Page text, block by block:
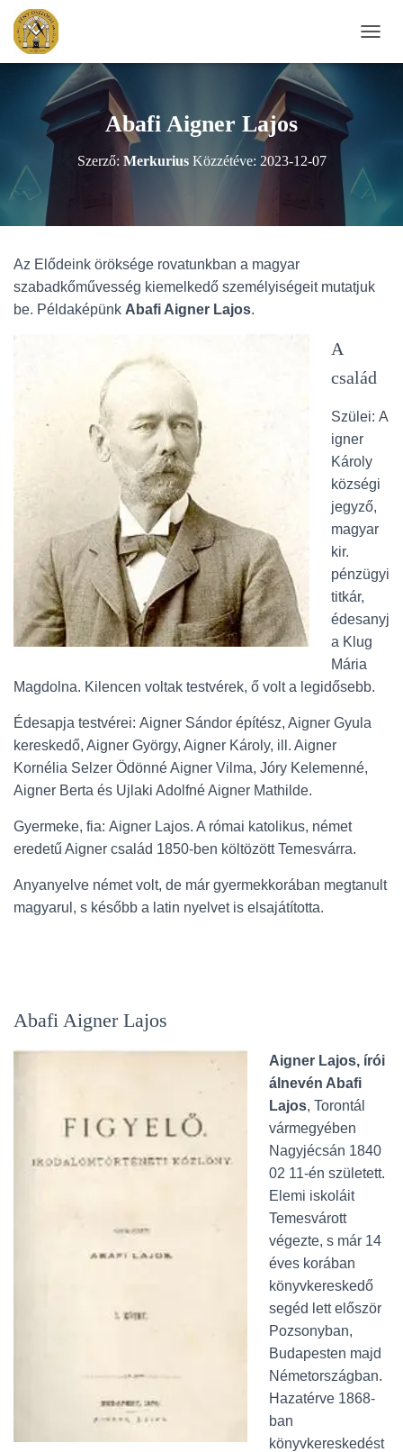
A
Ó
B
I
S
O
Á
A
Abafi Aigner Lajos
Szerző: MerkuriusKözzétéve: 2023-12-07
Az Elődeink öröksége rovatunkban a magyar
szabadkőművesség kiemelkedő személyiségeit mutatjuk
be. Példaképünk Abafi Aigner Lajos.
A
család
Szülei: A
igner
Károly
községi
jegyző,
magyar
kir.
pénzügyi
titkár,
édesanyj
a Klug
Mária
Magdolna. Kilencen voltak testvérek, ő volt a legidősebb.
Édesapja testvérei: Aigner Sándor építész, Aigner Gyula
kereskedő, Aigner György, Aigner Károly, ill. Aigner
Kornélia Selzer Ödönné Aigner Vilma, Jóry Kelemenné,
Aigner Berta és Ujlaki Adolfné Aigner Mathilde.
Gyermeke, fia: Aigner Lajos. A római katolikus, német
eredetű Aigner család 1850-ben költözött Temesvárra.
Anyanyelve német volt, de már gyermekkorában megtanult
magyarul, s később a latin nyelvet is elsajátította.
Abafi Aigner Lajos
Aigner Lajos, írói
álnevén Abafi
Lajos, Torontál
vármegyében
Nagyjécsán 1840
02 11-én született.
Elemi iskoláit
Temesvárott
végezte, s már 14
éves korában
könyvkereskedő
segéd lett először
Pozsonyban,
Budapesten majd
Németországban.
Hazatérve 1868-
ban
könyvkereskedést